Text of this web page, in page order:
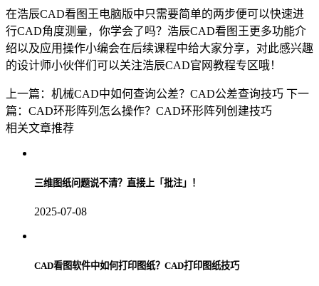
在浩辰CAD看图王电脑版中只需要简单的两步便可以快速进
行CAD角度测量，你学会了吗？浩辰CAD看图王更多功能介
绍以及应用操作小编会在后续课程中给大家分享，对此感兴趣
的设计师小伙伴们可以关注浩辰CAD官网教程专区哦！
上一篇：机械CAD中如何查询公差？CAD公差查询技巧 下一
篇：CAD环形阵列怎么操作？CAD环形阵列创建技巧
相关文章推荐
三维图纸问题说不清？直接上「批注」！
2025-07-08
CAD看图软件中如何打印图纸？CAD打印图纸技巧